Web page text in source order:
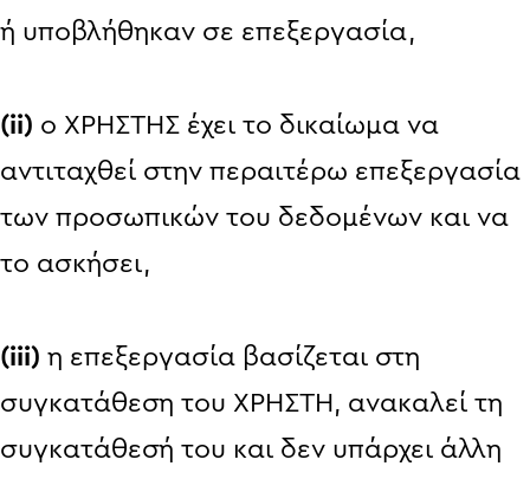
ή υποβλήθηκαν σε επεξεργασία,
(ii) ο ΧΡΗΣΤΗΣ έχει το δικαίωμα να
αντιταχθεί στην περαιτέρω επεξεργασία
των προσωπικών του δεδομένων και να
το ασκήσει,
(iii) η επεξεργασία βασίζεται στη
συγκατάθεση του ΧΡΗΣΤΗ, ανακαλεί τη
συγκατάθεσή του και δεν υπάρχει άλλη